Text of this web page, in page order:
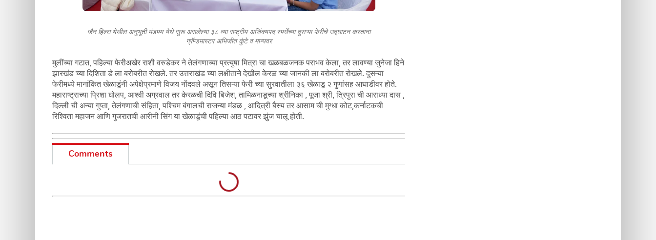
जैन हिल्स येथील अनुभूती मंडपम येथे सुरू असलेल्या ३८ व्या राष्ट्रीय अजिंक्यपद स्पर्धेच्या दुसऱ्या फेरीचे उद्घाटन करताना
ग्रॅण्डमास्टर अभिजीत कुंटे व मान्यवर
मुलींच्या गटात, पहिल्या फेरीअखेर राशी वरुडेकर ने तेलंगणाच्या प्रत्युषा मित्रा चा खळबळजनक पराभव केला, तर लावण्या जुनेजा हिने
झारखंड च्या दिशिता डे ला बरोबरीत रोखले. तर उत्तराखंड च्या लक्षीताने देखील केरळ च्या जानकी ला बरोबरीत रोखले. दुसऱ्या
फेरीमध्ये मानांकित खेळाडूंनी अपेक्षेप्रमाणे विजय नोंदवले असून तिसऱ्या फेरी च्या सुरवातीला ३६ खेळाडू २ गुणांसह आघाडीवर होते.
महाराष्ट्राच्या प्रिशा घोलप, आश्वी अग्रवाल तर केरळची दिवि बिजेश, तामिळनाडूच्या श्रीनिका , पूजा श्री, त्रिपुरा ची आराध्या दास ,
दिल्ली ची अन्या गुप्ता, तेलंगणाची संहिता, पश्चिम बंगालची राजन्या मंडळ , आदित्री बैस्य तर आसाम ची मुग्धा कोट,कर्नाटकची
रिश्विता महाजन आणि गुजरातची आरीनी सिंग या खेळाडूंची पहिल्या आठ पटावर झुंज चालू होती.